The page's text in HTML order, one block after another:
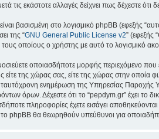
τις εκάστοτε αλλαγές δείχνει πως δέχεστε
βασισμένη στο λογισμικό phpBB (εφεξής
της “GNU General Public License v2” (εφεξής
τους οποίους ο χρήστης με αυτό το λογισμικό
οποιασδήποτε μορφής περιεχόμενο
είτε της χώρας σας, είτε της χώρας στην οποία
ενημέρωση της Υπηρεσίας Παροχής
όρων. Δέχεστε ότι το “pepdym.gr” έχει το
πληροφορίες έχετε εισάγει
phpBB θα θεωρηθούν υπεύθυνοι για